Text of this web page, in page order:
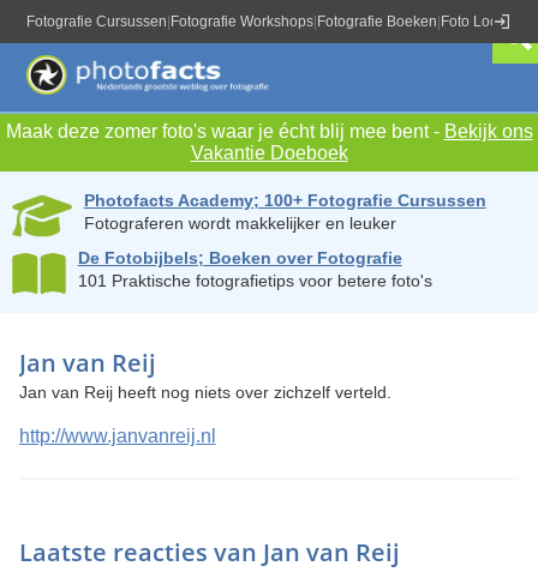
Fotografie Cursussen Fotografie Workshops Fotografie Boeken Foto Locaties
Maak deze zomer foto's waar je écht blij mee bent - Bekijk ons
Vakantie Doeboek
Photofacts Academy; 100+ Fotografie Cursussen
Fotograferen wordt makkelijker en leuker
De Fotobijbels; Boeken over Fotografie
101 Praktische fotografietips voor betere foto's
Jan van Reij
Jan van Reij heeft nog niets over zichzelf verteld.
http://www.janvanreij.nl
Laatste reacties van Jan van Reij